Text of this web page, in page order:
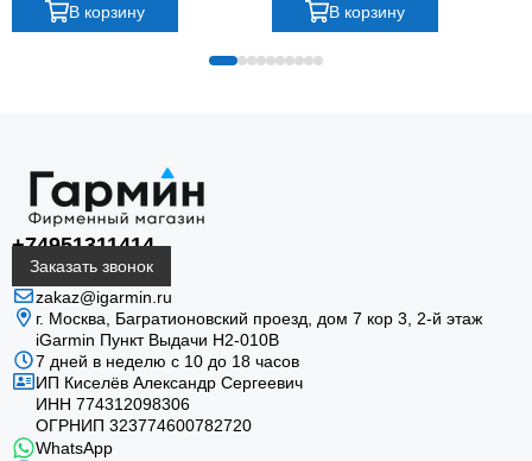
В корзину В корзину
+74951311414
Заказать звонок
zakaz@igarmin.ru
г. Москва, Багратионовский проезд, дом 7 кор 3, 2-й этаж
iGarmin Пункт Выдачи Н2-010В
7 дней в неделю с 10 до 18 часов
ИП Киселёв Александр Сергеевич
ИНН 774312098306
ОГРНИП 323774600782720
WhatsApp